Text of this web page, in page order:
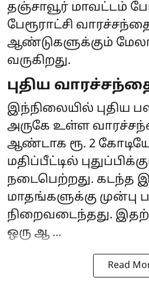
தஞ்சாவூர் மாவட்டம்
பேரூராட்சி
ஆண்டுகளுக்கும்
வருகிறது.
புதிய
இந்நிலையில் புதிய
அருகே உள்ள
ஆண்டாக ரூ. 2
மதிப்பீட்டில்
நடைபெற்றது. கடந்த
மாதங்களுக்கு முன்பு
நிறைவடைந்தது.
ஒரு ஆ ...
Read